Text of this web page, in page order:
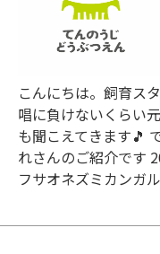
こんにちは。飼育ス
唱に負けないくらい
も聞こえてきます🎵
れさんのご紹介です
フサオネズミカンガ